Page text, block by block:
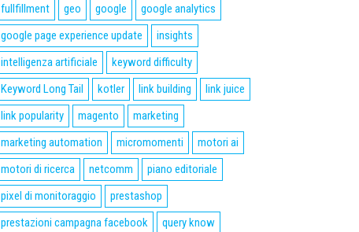
fullfillment
geo google
google analytics
google page experience update
insights
intelligenza artificiale
keyword difficulty
Keyword Long Tail
kotler link building
link juice
link popularity
magento
marketing
marketing automation
micromomenti
motori ai
motori di ricerca
netcomm
piano editoriale
pixel di monitoraggio
prestashop
prestazioni campagna facebook
query know